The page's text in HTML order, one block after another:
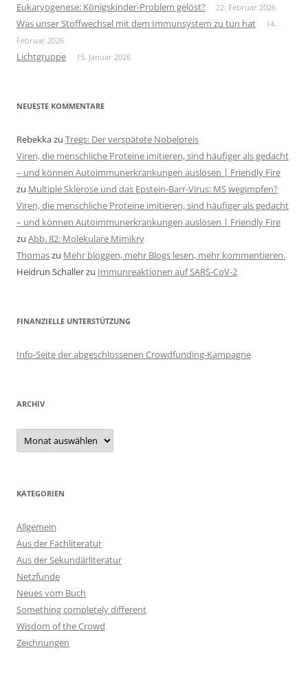
Eukaryogenese: Königskinder-Problem gelöst? 22. Februar 2026
Was unser Stoffwechsel mit dem Immunsystem zu tun hat
14.
Februar 2026
Lichtgruppe 15. Januar 2026
NEUESTE KOMMENTARE
Rebekkazu Tregs: Der verspätete Nobelpreis
Viren, die menschliche Proteine imitieren, sind häufiger als gedacht
– und können Autoimmunerkrankungen auslösen | Friendly Fire
zu Multiple Sklerose und das Epstein-Barr-Virus: MS wegimpfen?
Viren, die menschliche Proteine imitieren, sind häufiger als gedacht
– und können Autoimmunerkrankungen auslösen | Friendly Fire
zu Abb. 82: Molekulare Mimikry
Thomaszu Mehr bloggen, mehr Blogs lesen, mehr kommentieren.
Heidrun Schallerzu Immunreaktionen auf SARS-CoV-2
FINANZIELLE UNTERSTÜTZUNG
Info-Seite der abgeschlossenen Crowdfunding-Kampagne
ARCHIV
Archiv
KATEGORIEN
Allgemein
Aus der Fachliteratur
Aus der Sekundärliteratur
Netzfunde
Neues vom Buch
Something completely different
Wisdom of the Crowd
Zeichnungen